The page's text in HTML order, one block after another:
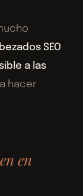
SEO
a las
hacer
en